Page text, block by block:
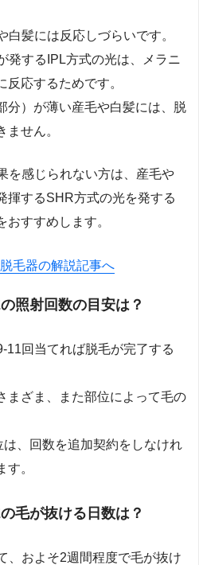
白髪には反応しづらいです。
発するIPL方式の光は、メラニ
反応するためです。
分）が薄い産毛や白髪には、脱
せん。
を感じられない方は、産毛や
揮するSHR方式の光を発する
おすすめします。
毛器の解説記事へ
照射回数の目安は？
11回当てれば脱毛が完了する
まざま、また部位によって毛の
、回数を追加契約をしなけれ
。
毛が抜ける日数は？
、およそ2週間程度で毛が抜け